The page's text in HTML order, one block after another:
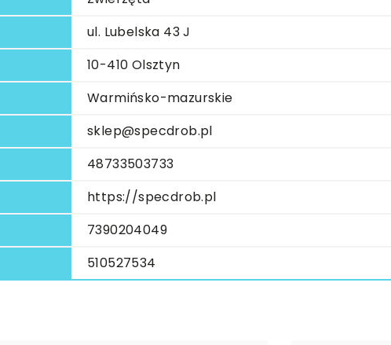
ul. Lubelska 43 J
10-410 Olsztyn
Warmińsko-mazurskie
sklep@specdrob.pl
48733503733
https://specdrob.pl
7390204049
510527534